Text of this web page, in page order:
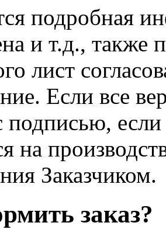
подробная
и т.д., также
лист
Если все
подписью,
на
Заказчиком.
заказ?